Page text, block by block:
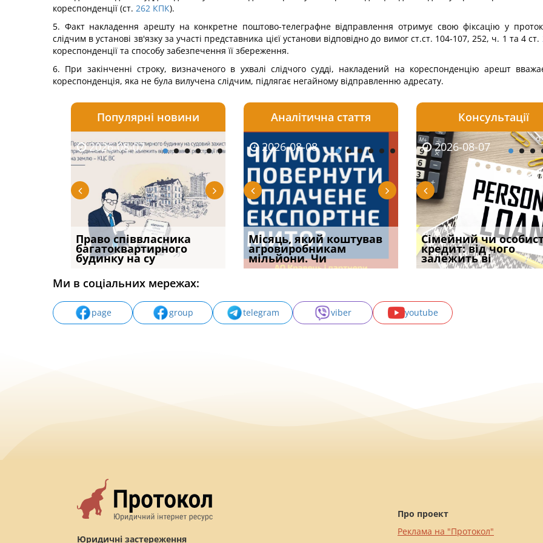
кореспонденції (ст. 262 КПК).
5. Факт накладення арешту на конкретне поштово-телеграфне відправлення отримує свою фіксацію у
слідчим в установі зв'язку за участі представника цієї установи відповідно до вимог ст.ст. 104-107, 252, ч. 1 та 4 ст.
кореспонденції та способу забезпечення її збереження.
6. При закінченні строку, визначеного в ухвалі слідчого судді, накладений на кореспонденцію арешт
кореспонденція, яка не була вилучена слідчим, підлягає негайному відправленню адресату.
Популярні новини
2026-08-07
Право співвласника
багатоквартирного
будинку на су
2026-08-06
Якщо суд встановив для
відшкодування шкоди
наявніс
2026-08-06
Документи, на яких не
проставляється
апостиль: пер
Аналітична стаття
2026-08-03
ФУНДАМЕНТАЛЬНА
ПРОБЛЕМА «СУДОВОЇ
ПРАКТИКИ», АБО ПР
2026-08-08
Місяць, який коштував
агровиробникам
мільйони. Чи
2026-08-07
Огляд практики ВС від
Ростислава Кравця, що
опублі
Консультації
2026-08-05
Чи потрібна ФОП
печатка у 2026 році:
правила засто
2026-08-07
Сімейний чи
кредит: від чого
залежить ві
2026-07-30
Восьмий ААС
підтвердив, що
може скас
Ми в соціальних мережах:
page group telegram viber youtube
Юридичні застереження
Про проект
Реклама на "Протокол"